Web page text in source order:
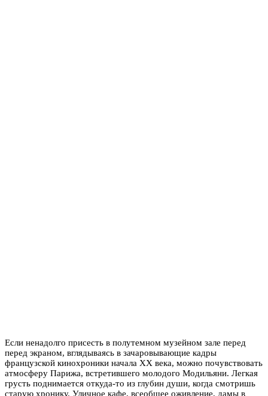
Если ненадолго присесть в полутемном музейном зале перед
перед экраном, вглядываясь в зачаровывающие кадры
французской кинохроники начала XX века, можно почувствовать
атмосферу Парижа, встретившего молодого Модильяни. Легкая
грусть поднимается откуда-то из глубин души, когда смотришь
старую хронику. Уличное кафе, всеобщее оживление, дамы в